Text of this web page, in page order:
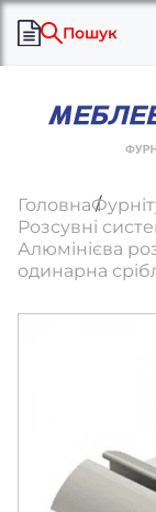
Пошук
Головна
Розсувні
Алюмінієва
одинарна